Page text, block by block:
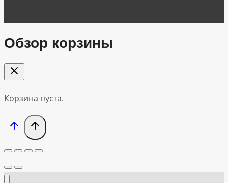
Обзор корзины
Корзина пуста.